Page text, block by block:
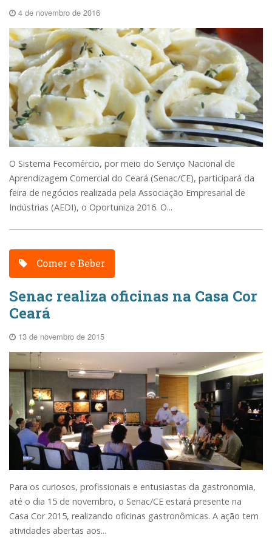
4 de novembro de 2016
O Sistema Fecomércio, por meio do Serviço Nacional de
Aprendizagem Comercial do Ceará (Senac/CE), participará da
feira de negócios realizada pela Associação Empresarial de
Indústrias (AEDI), o Oportuniza 2016. O...
Comer e Beber
Senac realiza oficinas na Casa Cor
Ceará
13 de novembro de 2015
Para os curiosos, profissionais e entusiastas da gastronomia,
até o dia 15 de novembro, o Senac/CE estará presente na
Casa Cor 2015, realizando oficinas gastronômicas. A ação tem
atividades abertas aos...